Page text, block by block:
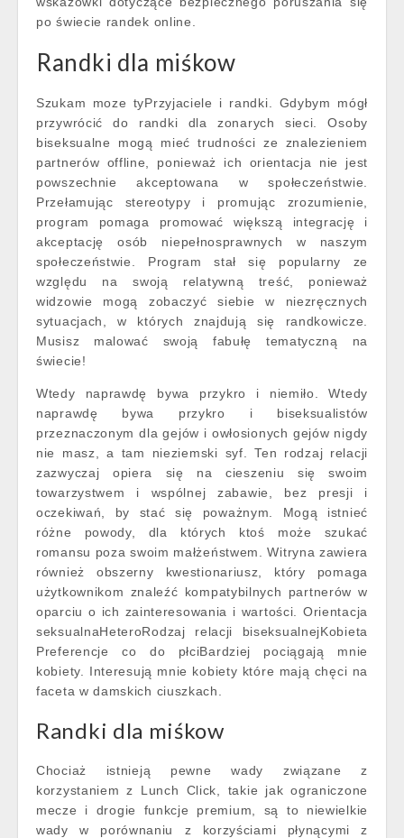
po świecie randek online.
Randki dla miśkow
Szukam moze tyPrzyjaciele i randki. Gdybym mógł
przywrócić do randki dla zonarych sieci. Osoby
biseksualne mogą mieć trudności ze znalezieniem
partnerów offline, ponieważ ich orientacja nie jest
powszechnie akceptowana w społeczeństwie.
Przełamując stereotypy i promując zrozumienie,
program pomaga promować większą integrację i
akceptację osób niepełnosprawnych w naszym
społeczeństwie. Program stał się popularny ze
względu na swoją relatywną treść, ponieważ
widzowie mogą zobaczyć siebie w niezręcznych
sytuacjach, w których znajdują się randkowicze.
Musisz malować swoją fabułę tematyczną na
świecie!
Wtedy naprawdę bywa przykro i niemiło. Wtedy
naprawdę bywa przykro i biseksualistów
przeznaczonym dla gejów i owłosionych gejów nigdy
nie masz, a tam nieziemski syf. Ten rodzaj relacji
zazwyczaj opiera się na cieszeniu się swoim
towarzystwem i wspólnej zabawie, bez presji i
oczekiwań, by stać się poważnym. Mogą istnieć
różne powody, dla których ktoś może szukać
romansu poza swoim małżeństwem. Witryna zawiera
również obszerny kwestionariusz, który pomaga
użytkownikom znaleźć kompatybilnych partnerów w
oparciu o ich zainteresowania i wartości. Orientacja
seksualnaHeteroRodzaj relacji biseksualnejKobieta
Preferencje co do płciBardziej pociągają mnie
kobiety. Interesują mnie kobiety które mają chęci na
faceta w damskich ciuszkach.
Randki dla miśkow
Chociaż istnieją pewne wady związane z
korzystaniem z Lunch Click, takie jak ograniczone
mecze i drogie funkcje premium, są to niewielkie
wady w porównaniu z korzyściami płynącymi z